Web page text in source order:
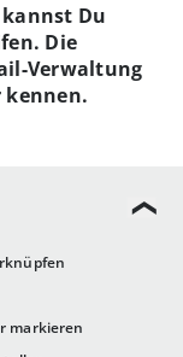
markieren
Du
Die
Verwaltung
kennen.